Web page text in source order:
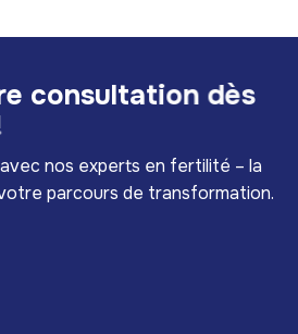
e consultation dès
nos experts en fertilité – la
parcours de transformation.